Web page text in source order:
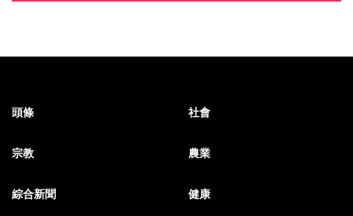
頭條 社會
宗教 農業
綜合新聞 健康